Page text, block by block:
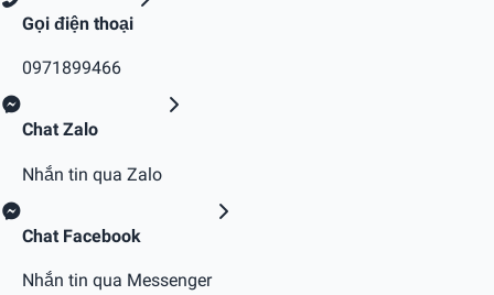
Gọi điện thoại
0971899466
Chat Zalo
Nhắn tin qua Zalo
Chat Facebook
Nhắn tin qua Messenger